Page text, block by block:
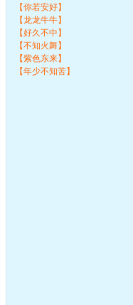
【你若安好】
【龙龙牛牛】
【好久不中】
【不知火舞】
【紫色东来】
【年少不知苦】